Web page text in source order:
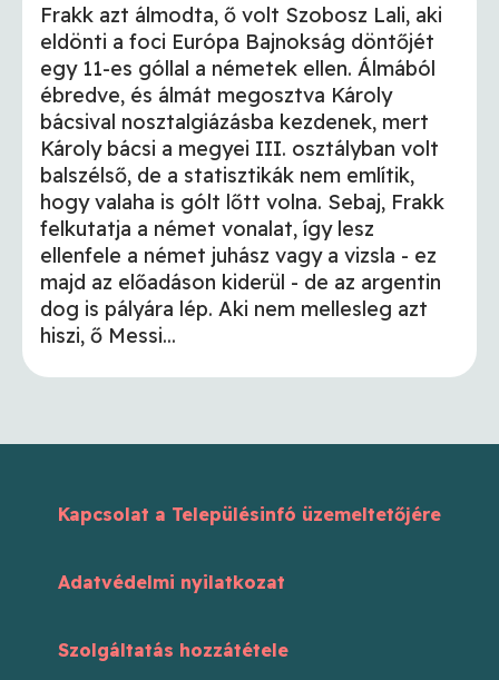
Frakk azt álmodta, ő volt Szobosz Lali, aki
eldönti a foci Európa Bajnokság döntőjét
egy 11-es góllal a németek ellen. Álmából
ébredve, és álmát megosztva Károly
bácsival nosztalgiázásba kezdenek, mert
Károly bácsi a megyei III. osztályban volt
balszélső, de a statisztikák nem említik,
hogy valaha is gólt lőtt volna. Sebaj, Frakk
felkutatja a német vonalat, így lesz
ellenfele a német juhász vagy a vizsla - ez
majd az előadáson kiderül - de az argentin
dog is pályára lép. Aki nem mellesleg azt
hiszi, ő Messi...
Kapcsolat a Településinfó üzemeltetőjére
Adatvédelmi nyilatkozat
Szolgáltatás hozzátétele